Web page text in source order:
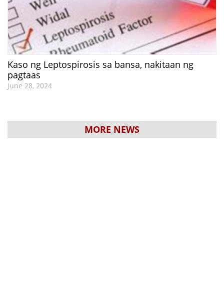
Kaso ng Leptospirosis sa bansa, nakitaan ng
pagtaas
June 28, 2024
MORE NEWS